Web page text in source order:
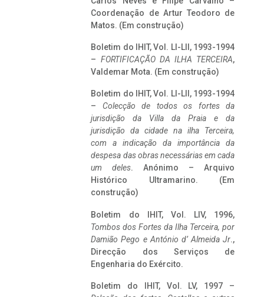
Coordenação de Artur Teodoro de
Matos. (Em construção)
Boletim do IHIT, Vol. LI-LII, 1993-1994
– FORTIFICAÇÃO DA ILHA TERCEIRA,
Valdemar Mota. (Em construção)
Boletim do IHIT, Vol. LI-LII, 1993-1994
– Colecção de todos os fortes da
jurisdição da Villa da Praia e da
jurisdição da cidade na ilha Terceira,
com a indicação da importância da
despesa das obras necessárias em cada
um deles. Anónimo – Arquivo
Histórico Ultramarino. (Em
construção)
Boletim do IHIT, Vol. LIV, 1996,
Tombos dos Fortes da Ilha Terceira, por
Damião Pego e António d’ Almeida Jr.,
Direcção dos Serviços de
Engenharia do Exército.
Boletim do IHIT, Vol. LV, 1997 –